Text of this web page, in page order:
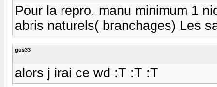
Pour la repro, manu minimum 1
abris naturels( branchages) Les
gus33
alors j irai ce wd :T :T :T